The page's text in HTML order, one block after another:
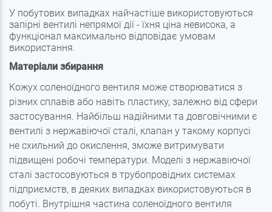
У побутових випадках найчастіше використовуються
запірні вентилі непрямої дії - їхня ціна невисока, а
функціонал максимально відповідає умовам
використання.
Матеріали збирання
Кожух соленоїдного вентиля може створюватися з
різних сплавів або навіть пластику, залежно від сфери
застосування. Найбільш надійними та довговічними є
вентилі з нержавіючої сталі, клапан у такому корпусі
не схильний до окислення, зможе витримувати
підвищені робочі температури. Моделі з нержавіючої
сталі застосовуються в трубопровідних системах
підприємств, в деяких випадках використовуються в
побуті. Внутрішня частина соленоїдного вентиля